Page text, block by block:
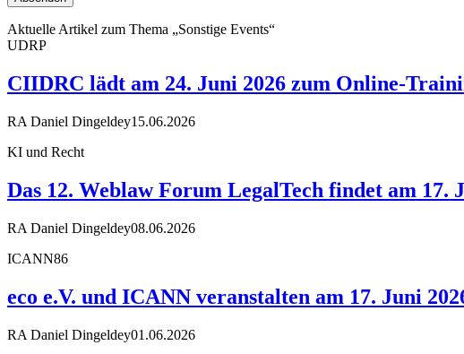
Aktuelle Artikel zum Thema „Sonstige Events“
UDRP
CIIDRC lädt am 24. Juni 2026 zum Online-
RA Daniel Dingeldey15.06.2026
KI und Recht
Das 12. Weblaw Forum LegalTech findet am 17.
RA Daniel Dingeldey08.06.2026
ICANN86
eco e.V. und ICANN veranstalten am 17. Juni
RA Daniel Dingeldey01.06.2026